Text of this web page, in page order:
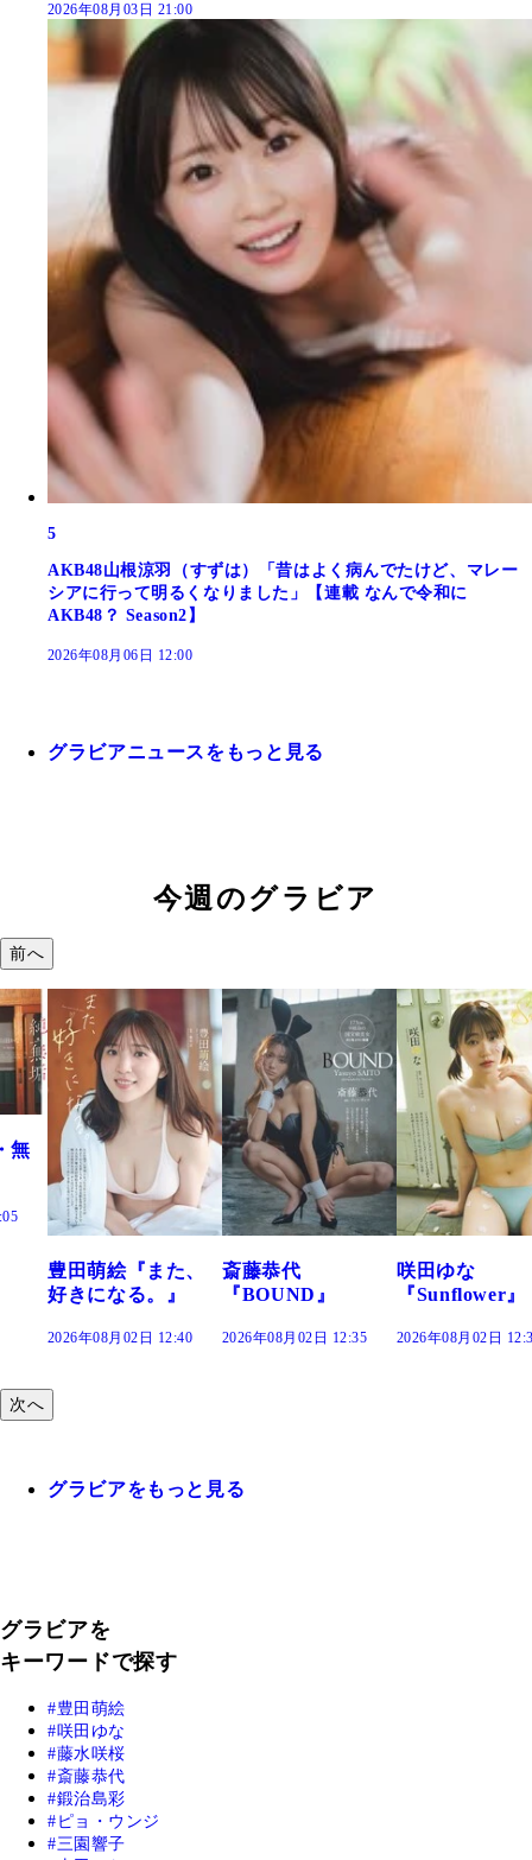
2026年08月03日 21:00
5
AKB48山根涼羽（すずは）「昔はよく病んでたけど、マレー
シアに行って明るくなりました」【連載 なんで令和に
AKB48？ Season2】
2026年08月06日 12:00
グラビアニュースをもっと見る
今週のグラビア
前へ
斎藤恭代
『BOUND』
2026年08月02日 12:35
咲田ゆな
『Sunflower』
2026年08月02日 12:30
藤水咲桜『花
だまり』
2026年08月02日
次へ
グラビアをもっと見る
グラビアを
キーワードで探す
豊田萌絵
咲田ゆな
藤水咲桜
斎藤恭代
鍛治島彩
ピョ・ウンジ
三園響子